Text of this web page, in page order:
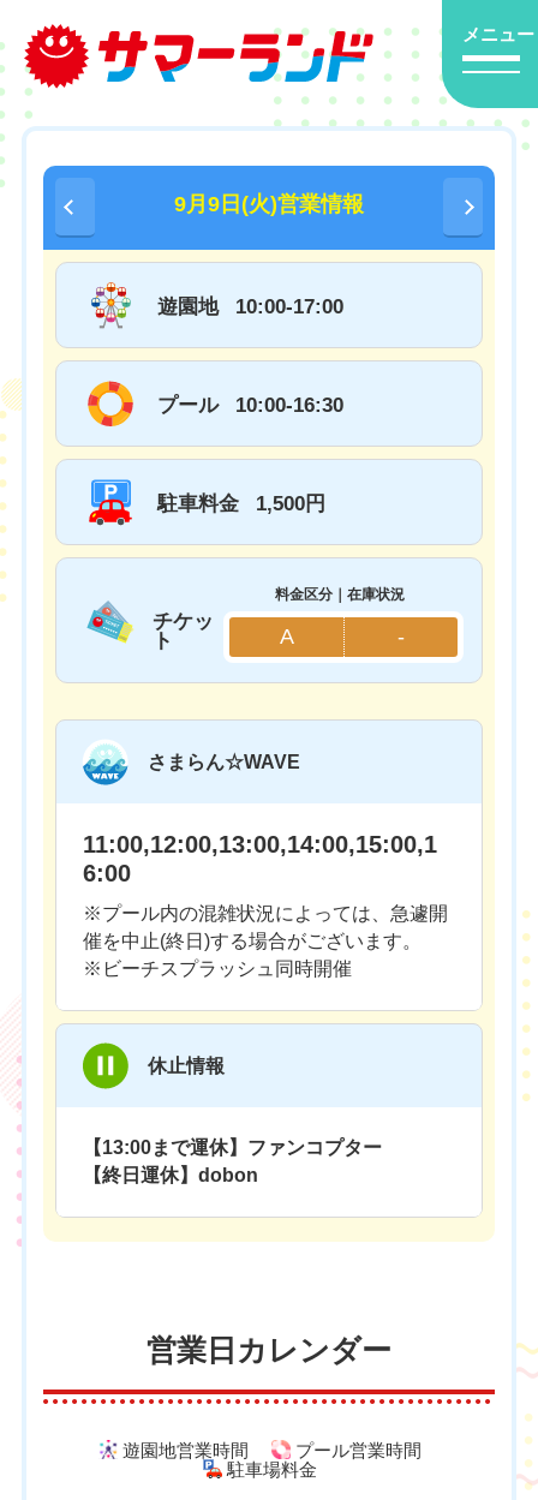
メニュー
9月9日(火)営業情報
遊園地 10:00-17:00
プール 10:00-16:30
駐車料金 1,500円
チケッ
ト
料金区分｜在庫状況
A -
さまらん☆WAVE
11:00,12:00,13:00,14:00,15:00,1
6:00
※プール内の混雑状況によっては、急遽開
催を中止(終日)する場合がございます。
※ビーチスプラッシュ同時開催
休止情報
【13:00まで運休】ファンコプター
【終日運休】dobon
営業日カレンダー
遊園地営業時間
プール営業時間
駐車場料金